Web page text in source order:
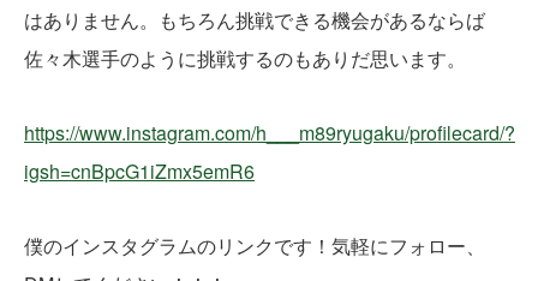
はありません。もちろん挑戦できる機会があるならば
佐々木選手のように挑戦するのもありだ思います。
https://www.instagram.com/h___m89ryugaku/profilecard/?
igsh=cnBpcG1iZmx5emR6
僕のインスタグラムのリンクです！気軽にフォロー、